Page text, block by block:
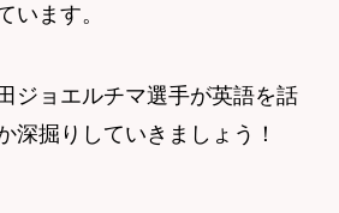
います。
ジョエルチマ選手が英語を話
深掘りしていきましょう！